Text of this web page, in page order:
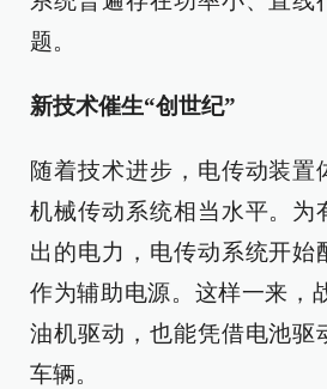
题。
新技术催生“创世纪”
随着技术进步，电传动装置
机械传动系统相当水平。为
出的电力，电传动系统开始
作为辅助电源。这样一来，
油机驱动，也能凭借电池驱
车辆。